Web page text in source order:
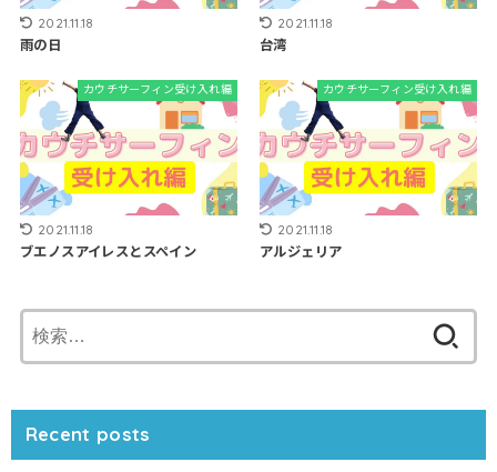
2021.11.18
雨の日
2021.11.18
台湾
カウチサーフィン受け入れ編
2021.11.18
ブエノスアイレスとスペイン
カウチサーフィン受け入れ編
2021.11.18
アルジェリア
索:
Recent posts